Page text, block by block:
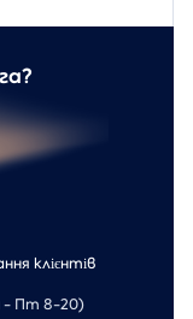
клієнтів
- Пт 8-20)